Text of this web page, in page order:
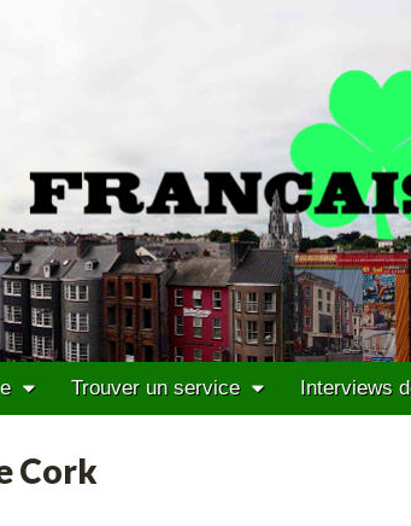
Trouver un service Interviews
Cork